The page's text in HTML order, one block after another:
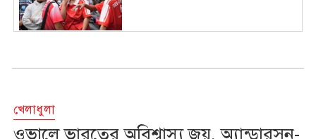
বললেন ‘আমি কিছু মনে করিনি’
দেশের বাজারে আবারও কমল স্বর্ণের
খেলাধুলা
ওভালে ভারতের অবিশ্বাস্য জয়, অ্যান্ডারসন-